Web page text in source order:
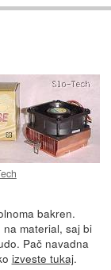
bakren.
material, saj bi
Pač navadna
izveste tukaj.